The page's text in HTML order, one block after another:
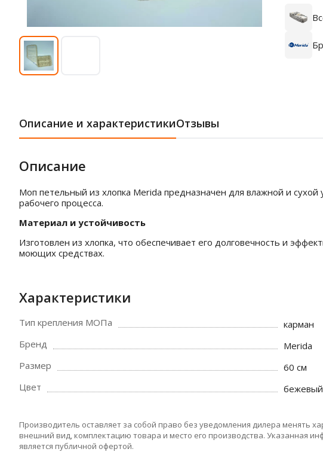
Описание и характеристикиОтзывы
Описание
Моп петельный из хлопка Merida предназначен для влажной и
рабочего процесса.
Материал и устойчивость
Изготовлен из хлопка, что обеспечивает его долговечность и
моющих средствах.
Характеристики
Тип крепления МОПа
карман
Бренд
Merida
Размер
60 см
Цвет
бежевый
Производитель оставляет за собой право без уведомления дилера менять
внешний вид, комплектацию товара и место его производства. Указанная
является публичной офертой.